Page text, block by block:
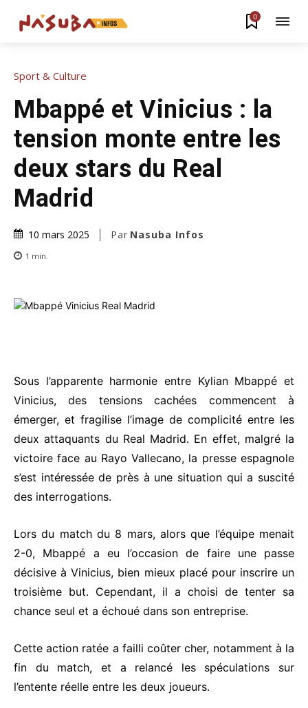
0
Sport & Culture
Mbappé et Vinicius : la
tension monte entre les
deux stars du Real
Madrid
10 mars 2025 Par Nasuba Infos
1 min.
Sous l’apparente harmonie entre Kylian Mbappé et
Vinicius, des tensions cachées commencent à
émerger, et fragilise l’image de complicité entre les
deux attaquants du Real Madrid. En effet, malgré la
victoire face au Rayo Vallecano, la presse espagnole
s’est intéressée de près à une situation qui a suscité
des interrogations.
Lors du match du 8 mars, alors que l’équipe menait
2-0, Mbappé a eu l’occasion de faire une passe
décisive à Vinicius, bien mieux placé pour inscrire un
troisième but. Cependant, il a choisi de tenter sa
chance seul et a échoué dans son entreprise.
Cette action ratée a failli coûter cher, notamment à la
fin du match, et a relancé les spéculations sur
l’entente réelle entre les deux joueurs.